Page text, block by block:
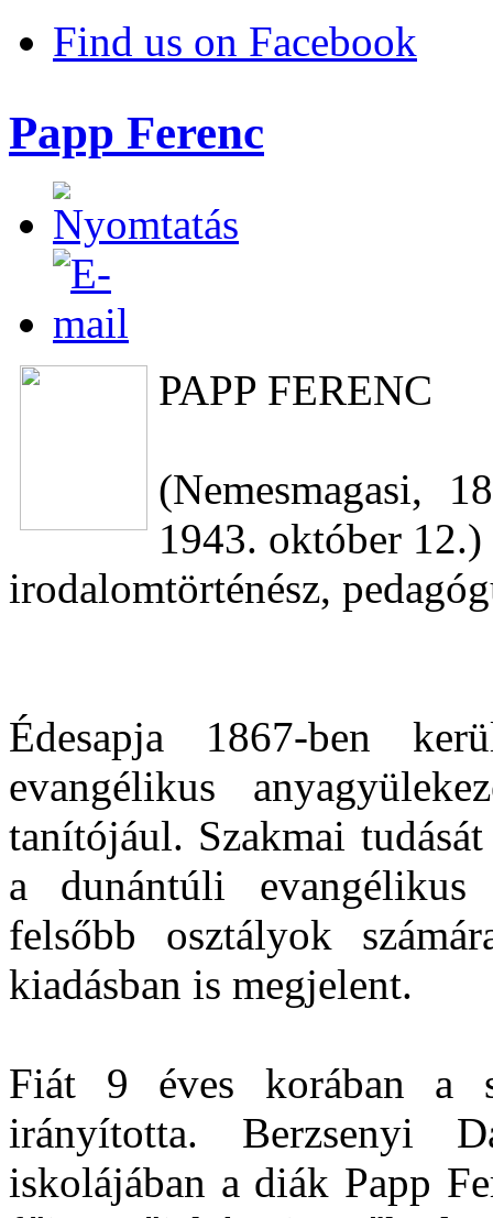
Find us on Facebook
Papp Ferenc
PAPP FERENC
(Nemesmagasi,
1943. október 12.)
irodalomtörténész,
Édesapja 1867-ben
evangélikus
tanítójául. Szakmai
a dunántúli evangélikus
felsőbb osztályok
kiadásban is megjelent.
Fiát 9 éves korában a
irányította. Berzsenyi
iskolájában a diák Papp